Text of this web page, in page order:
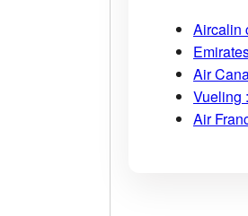
Aircalin
Air
Vueling
Air